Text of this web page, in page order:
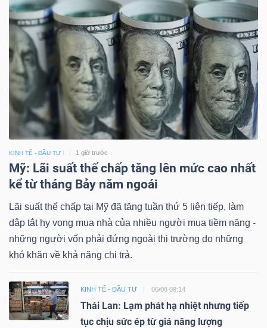
KINH TẾ - ĐẦU TƯ 1 giờ trước
Mỹ: Lãi suất thế chấp tăng lên mức cao nhất
kể từ tháng Bảy năm ngoái
Lãi suất thế chấp tại Mỹ đã tăng tuần thứ 5 liên tiếp, làm
dập tắt hy vọng mua nhà của nhiều người mua tiềm năng -
những người vốn phải đứng ngoài thị trường do những
khó khăn về khả năng chi trả.
KINH TẾ - ĐẦU TƯ 06/08 09:14
Thái Lan: Lạm phát hạ nhiệt nhưng tiếp
tục chịu sức ép từ giá năng lượng